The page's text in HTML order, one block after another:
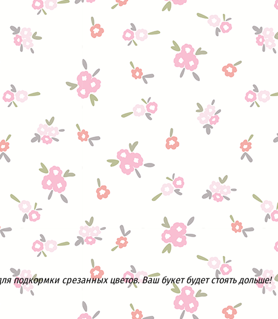
подкормки срезанных цветов. Ваш букет будет стоять дольше!